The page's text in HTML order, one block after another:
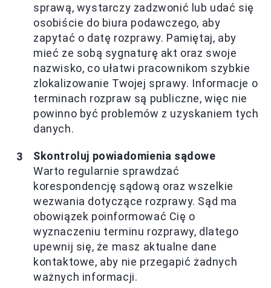
sprawą, wystarczy zadzwonić lub udać się
osobiście do biura podawczego, aby
zapytać o datę rozprawy. Pamiętaj, aby
mieć ze sobą sygnaturę akt oraz swoje
nazwisko, co ułatwi pracownikom szybkie
zlokalizowanie Twojej sprawy. Informacje o
terminach rozpraw są publiczne, więc nie
powinno być problemów z uzyskaniem tych
danych.
Skontroluj powiadomienia sądowe
Warto regularnie sprawdzać
korespondencję sądową oraz wszelkie
wezwania dotyczące rozprawy. Sąd ma
obowiązek poinformować Cię o
wyznaczeniu terminu rozprawy, dlatego
upewnij się, że masz aktualne dane
kontaktowe, aby nie przegapić żadnych
ważnych informacji.